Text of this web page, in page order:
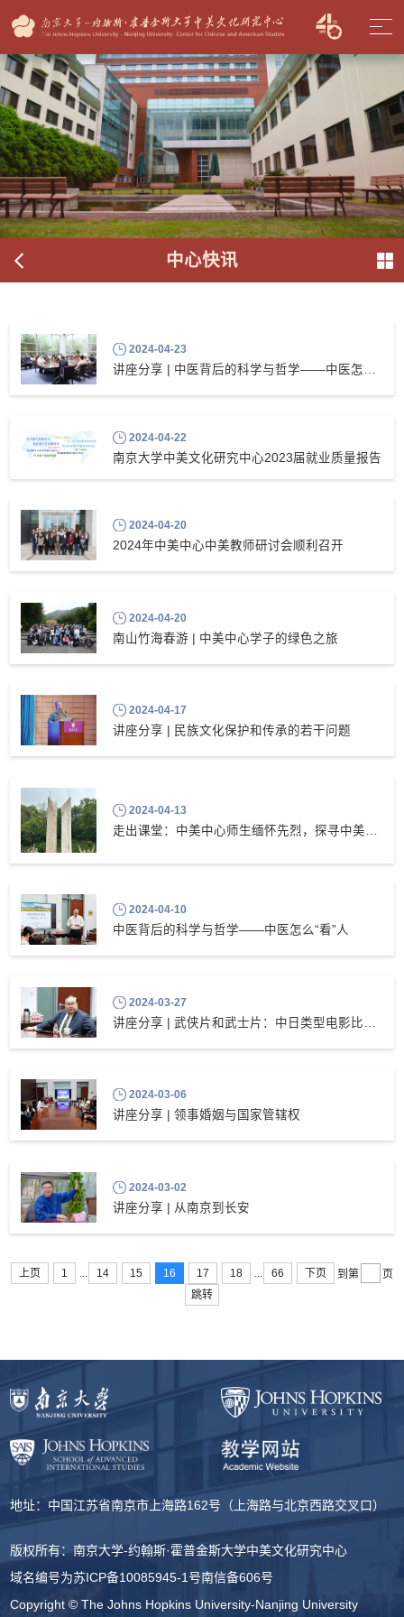
中心快讯
2024-04-23
讲座分享 | 中医背后的科学与哲学——中医怎么“看”人
2024-04-22
南京大学中美文化研究中心2023届就业质量报告
2024-04-20
2024年中美中心中美教师研讨会顺利召开
2024-04-20
南山竹海春游 | 中美中心学子的绿色之旅
2024-04-17
讲座分享 | 民族文化保护和传承的若干问题
2024-04-13
2024-04-10
中医背后的科学与哲学——中医怎么“看”人
2024-03-27
2024-03-06
讲座分享 | 领事婚姻与国家管辖权
2024-03-02
讲座分享 | 从南京到长安
上页 1 14 15 16 17 18 66 下页 到第
页
跳转
地址：中国江苏省南京市上海路162号（上海路与北京西路交叉口）
版权所有：南京大学-约翰斯·霍普金斯大学中美文化研究中心
域名编号为苏ICP备10085945-1号南信备606号
Copyright © The Johns Hopkins University-Nanjing University